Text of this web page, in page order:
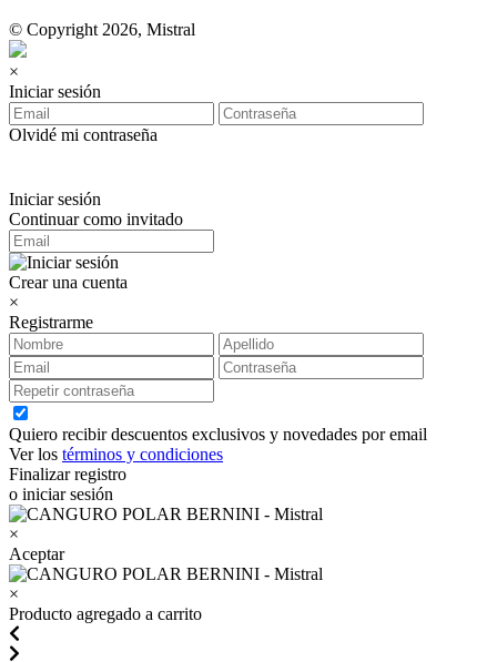
© Copyright 2026, Mistral
×
Iniciar sesión
Olvidé mi contraseña
Iniciar sesión
Continuar como invitado
Crear una cuenta
×
Registrarme
Quiero recibir descuentos exclusivos y novedades por email
Ver los términos y condiciones
Finalizar registro
o iniciar sesión
×
Aceptar
×
Producto agregado a carrito